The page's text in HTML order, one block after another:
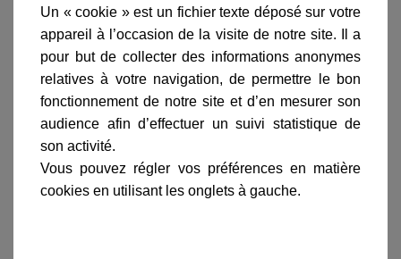
Lampe de Bureau Enfant Eddy Blanc -
LaBoutiqueDuLuminaire
VOIR LE DÉTAIL
Un « cookie » est un fichier texte déposé sur votre
appareil à l’occasion de la visite de notre site. Il a
pour but de collecter des informations anonymes
relatives à votre navigation, de permettre le bon
fonctionnement de notre site et d’en mesurer son
audience afin d’effectuer un suivi statistique de
son activité.
Vous pouvez régler vos préférences en matière
cookies en utilisant les onglets à gauche.